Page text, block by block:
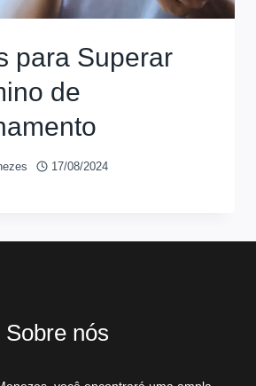
para Superar
de
17/08/2024
Sobre nós